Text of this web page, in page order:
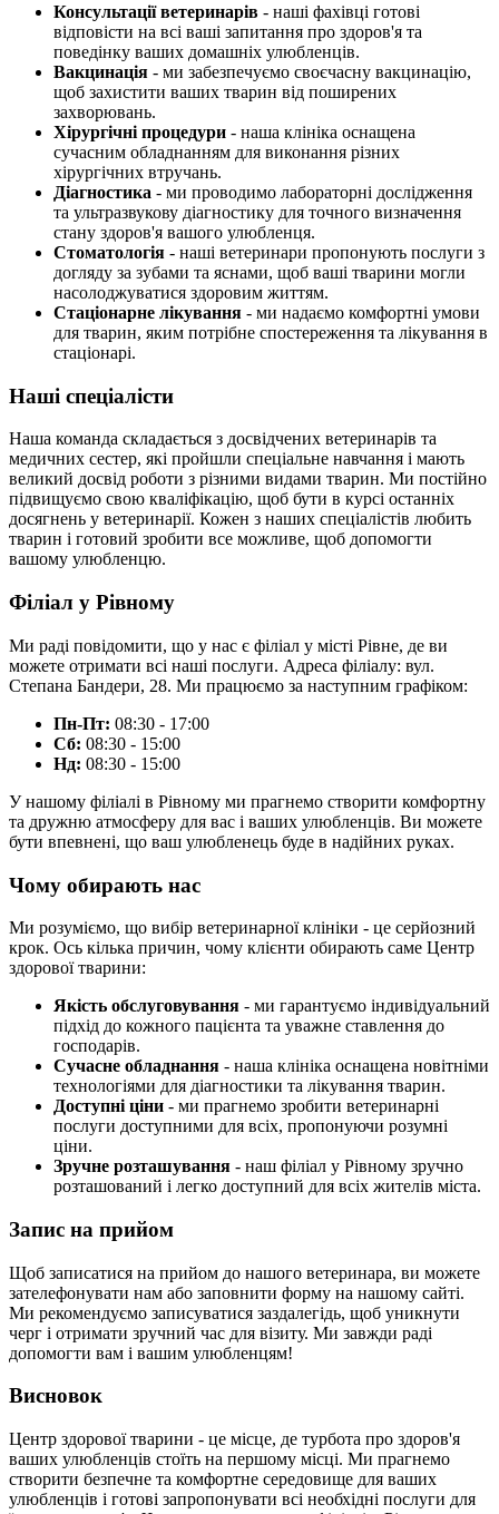
Консультації ветеринарів - наші фахівці готові
відповісти на всі ваші запитання про здоров'я та
поведінку ваших домашніх улюбленців.
Вакцинація - ми забезпечуємо своєчасну вакцинацію,
щоб захистити ваших тварин від поширених
захворювань.
Хірургічні процедури - наша клініка оснащена
сучасним обладнанням для виконання різних
хірургічних втручань.
Діагностика - ми проводимо лабораторні дослідження
та ультразвукову діагностику для точного визначення
стану здоров'я вашого улюбленця.
Стоматологія - наші ветеринари пропонують послуги з
догляду за зубами та яснами, щоб ваші тварини могли
насолоджуватися здоровим життям.
Стаціонарне лікування - ми надаємо комфортні умови
для тварин, яким потрібне спостереження та лікування в
стаціонарі.
Наші спеціалісти
Наша команда складається з досвідчених ветеринарів та
медичних сестер, які пройшли спеціальне навчання і мають
великий досвід роботи з різними видами тварин. Ми постійно
підвищуємо свою кваліфікацію, щоб бути в курсі останніх
досягнень у ветеринарії. Кожен з наших спеціалістів любить
тварин і готовий зробити все можливе, щоб допомогти
вашому улюбленцю.
Філіал у Рівному
Ми раді повідомити, що у нас є філіал у місті Рівне, де ви
можете отримати всі наші послуги. Адреса філіалу: вул.
Степана Бандери, 28. Ми працюємо за наступним графіком:
Пн-Пт: 08:30 - 17:00
Сб: 08:30 - 15:00
Нд: 08:30 - 15:00
У нашому філіалі в Рівному ми прагнемо створити комфортну
та дружню атмосферу для вас і ваших улюбленців. Ви можете
бути впевнені, що ваш улюбленець буде в надійних руках.
Чому обирають нас
Ми розуміємо, що вибір ветеринарної клініки - це серйозний
крок. Ось кілька причин, чому клієнти обирають саме Центр
здорової тварини:
Якість обслуговування - ми гарантуємо індивідуальний
підхід до кожного пацієнта та уважне ставлення до
господарів.
Сучасне обладнання - наша клініка оснащена новітніми
технологіями для діагностики та лікування тварин.
Доступні ціни - ми прагнемо зробити ветеринарні
послуги доступними для всіх, пропонуючи розумні
ціни.
Зручне розташування - наш філіал у Рівному зручно
розташований і легко доступний для всіх жителів міста.
Запис на прийом
Щоб записатися на прийом до нашого ветеринара, ви можете
зателефонувати нам або заповнити форму на нашому сайті.
Ми рекомендуємо записуватися заздалегідь, щоб уникнути
черг і отримати зручний час для візиту. Ми завжди раді
допомогти вам і вашим улюбленцям!
Висновок
Центр здорової тварини - це місце, де турбота про здоров'я
ваших улюбленців стоїть на першому місці. Ми прагнемо
створити безпечне та комфортне середовище для ваших
улюбленців і готові запропонувати всі необхідні послуги для